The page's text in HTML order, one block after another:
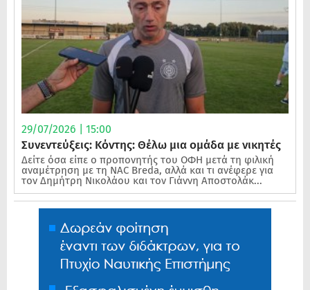
29/07/2026 | 15:00
Συνεντεύξεις: Κόντης: Θέλω μια ομάδα με νικητές
Δείτε όσα είπε ο προπονητής του ΟΦΗ μετά τη φιλική
αναμέτρηση με τη NAC Breda, αλλά και τι ανέφερε για
τον Δημήτρη Νικολάου και τον Γιάννη Αποστολάκ...